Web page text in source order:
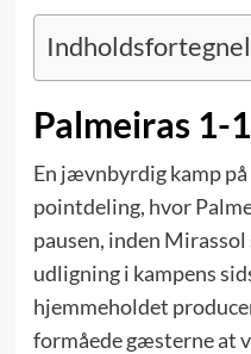
Palmeiras 1-
En jævnbyrdig kamp
pointdeling, hvor
pausen, inden Mirassol
udligning i kampens
hjemmeholdet
formåede gæsterne at